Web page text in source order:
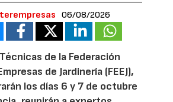
06/08/2026
de la Federación
de Jardinería (FEEJ),
los días 6 y 7 de octubre